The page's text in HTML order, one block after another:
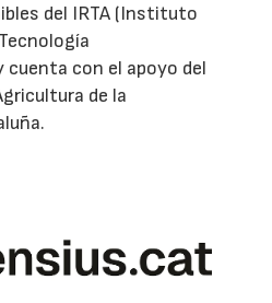
del IRTA (Instituto
con el apoyo del
de la